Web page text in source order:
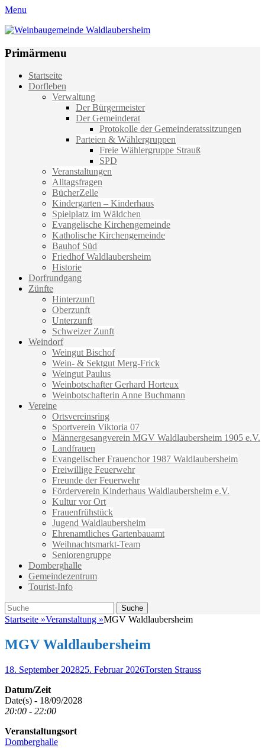
Menu
Weinbaugemeinde Waldlaubersheim
Primärmenu
Weiter
zum
Startseite
Dorfleben
Verwaltung
Der Bürgermeister
Der Gemeinderat
Protokolle der Gemeinderatssitzungen
Parteien & Wählergruppen
Freie Wählergruppe Strauß
SPD
Veranstaltungen
Alltagsfragen
BücherZelle
Kindergarten – Kinderhaus
Spielplatz im Wäldchen
Evangelische Kirchengemeinde
Katholische Kirchengemeinde
Bauhof Süd
Friedhof Waldlaubersheim
Historie
Dorfrundgang
Zünfte
Hinterzunft
Oberzunft
Unterzunft
Schweizer Zunft
Weindorf
Weingut Bischof
Wein- & Sektgut Merg-Frick
Weingut Paulus
Weinbotschafter Gerhard Horteux
Weinbotschafterin Anne Buchmann
Vereine
Ortsvereinsring
Sportverein Viktoria 07
Männergesangverein MGV Waldlaubersheim 1905 e.V.
Landfrauen
Evangelischer Frauenchor 1987 Waldlaubersheim
Freiwillige Feuerwehr
Freunde der Feuerwehr
Förderverein Kinderhaus Waldlaubersheim e.V.
Kultur vor Ort
Frauenfrühstück
Jugend Waldlaubersheim
Ehrenamtliches Gartenbauamt
Weihnachtsmarkt-Team
Seniorengruppe
Domberghalle
Gemeindezentrum
Tourist-Info
Suche
Suche
nach:
Startseite »Veranstaltung »MGV Waldlaubersheim
MGV Waldlaubersheim
Veröffentlicht
18. September 202825. Februar 2026Autor
Torsten Strauss
Datum/Zeit
Date(s) - 18/09/2028
20:00 - 22:00
Veranstaltungsort
Domberghalle